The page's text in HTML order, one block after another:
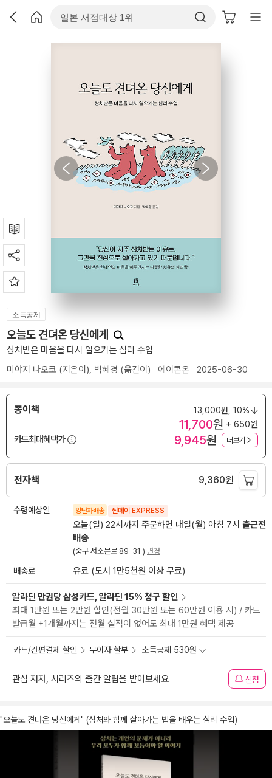
소득공제
오늘도 견뎌온 당신에게
상처받은 마음을 다시 일으키는 심리 수업
미야지 나오코 (지은이), 박혜경 (옮긴이) 에이콘온 2025-06-30
종이책 13,000원, 10%
11,700원 + 650원
카드최대혜택가
9,945원 더보기
전자책 9,360원
수령예상일 양탄자배송 썬데이 EXPRESS
오늘(일) 22시까지 주문하면 내일(월) 아침 7시 출근전
배송
(중구 서소문로 89-31 ) 변경
배송료 유료 (도서 1만5천원 이상 무료)
알라딘 만권당 삼성카드, 알라딘 15% 청구 할인
최대 1만원 또는 2만원 할인(전월 30만원 또는 60만원 이용 시) / 카드
발급월 +1개월까지는 전월 실적이 없어도 최대 1만원 혜택 제공
카드/간편결제 할인 무이자 할부 소득공제 530원
관심 저자, 시리즈의 출간 알림을 받아보세요 신청
"오늘도 견뎌온 당신에게" (상처와 함께 살아가는 법을 배우는 심리 수업)